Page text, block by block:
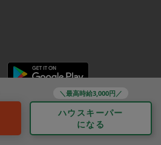
＼最高時給3,000円／
ハウスキーパー
になる